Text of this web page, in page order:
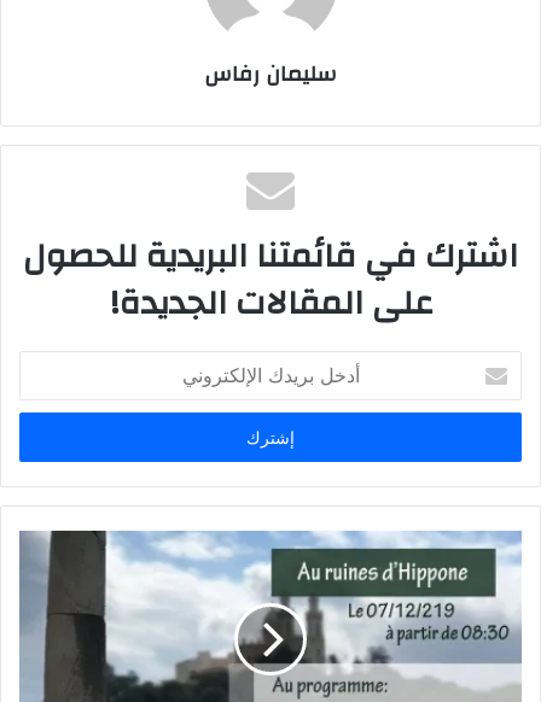
سليمان رفاس
اشترك في قائمتنا البريدية للحصول
على المقالات الجديدة!
خ
ب
ر
د
ك
ل